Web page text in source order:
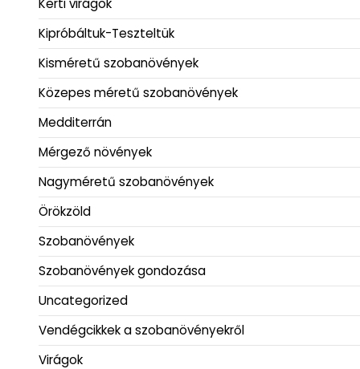
Kerti virágok
Kipróbáltuk-Teszteltük
Kisméretű szobanövények
Közepes méretű szobanövények
Medditerrán
Mérgező növények
Nagyméretű szobanövények
Örökzöld
Szobanövények
Szobanövények gondozása
Uncategorized
Vendégcikkek a szobanövényekről
Virágok